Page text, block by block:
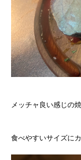
メッチャ良い感じの
食べやすいサイズに